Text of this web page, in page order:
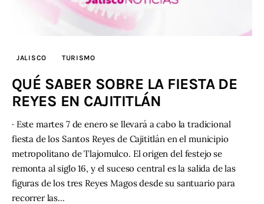
JALISCO TURISMO
QUÉ SABER SOBRE LA FIESTA DE
REYES EN CAJITITLÁN
· Este martes 7 de enero se llevará a cabo la tradicional
fiesta de los Santos Reyes de Cajititlán en el municipio
metropolitano de Tlajomulco. El origen del festejo se
remonta al siglo 16, y el suceso central es la salida de las
figuras de los tres Reyes Magos desde su santuario para
recorrer las…